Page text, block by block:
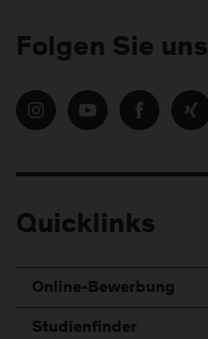
Folgen Sie uns
Quicklinks
Online-Bewerbung
Studienfinder